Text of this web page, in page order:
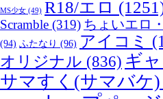
MS少女 (49) R18/エロ
Scramble (319) ちょいエロ
(94) ふたなり (96) アイコミ
オリジナル (836) ギ
サマすく(サマバケ)